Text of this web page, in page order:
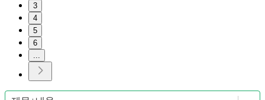
3
4
5
6